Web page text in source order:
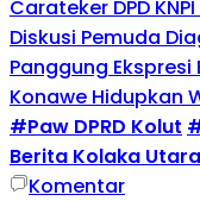
Carateker DPD
Diskusi Pemuda
Panggung
Konawe Hidupkan
#Paw DPRD Kolut
Berita Kolaka Utara
Komentar